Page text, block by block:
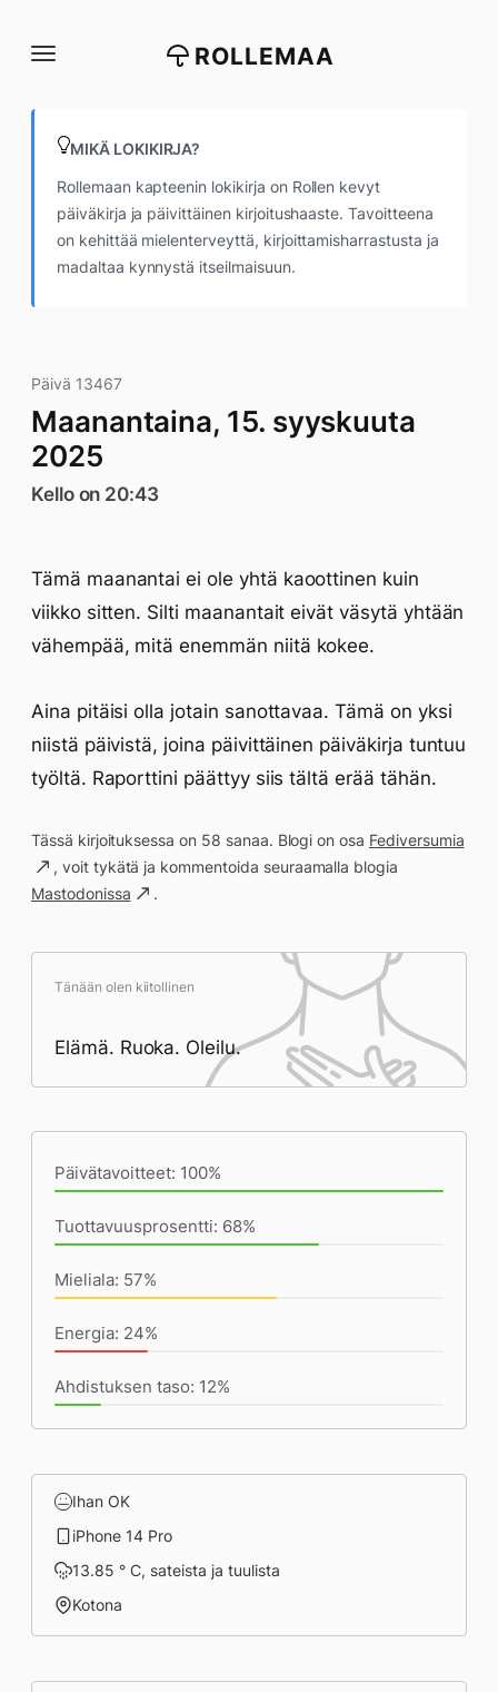
suoraan
ROLLEMAA
MIKÄ LOKIKIRJA?
Rollemaan kapteenin lokikirja on Rollen kevyt
päiväkirja ja päivittäinen kirjoitushaaste. Tavoitteena
on kehittää mielenterveyttä, kirjoittamisharrastusta ja
madaltaa kynnystä itseilmaisuun.
Päivä 13467
Maanantaina, 15. syyskuuta
2025
Kello on 20:43
Tämä maanantai ei ole yhtä kaoottinen kuin
viikko sitten. Silti maanantait eivät väsytä yhtään
vähempää, mitä enemmän niitä kokee.
Aina pitäisi olla jotain sanottavaa. Tämä on yksi
niistä päivistä, joina päivittäinen päiväkirja tuntuu
työltä. Raporttini päättyy siis tältä erää tähän.
Tässä kirjoituksessa on 58 sanaa. Blogi on osa Fediversumia
, voit tykätä ja kommentoida seuraamalla blogia
Mastodonissa
.
Tänään olen kiitollinen
Elämä. Ruoka. Oleilu.
Päivätavoitteet: 100%
Tuottavuusprosentti: 68%
Mieliala: 57%
Energia: 24%
Ahdistuksen taso: 12%
Ihan OK
iPhone 14 Pro
13.85 ° C, sateista ja tuulista
Kotona